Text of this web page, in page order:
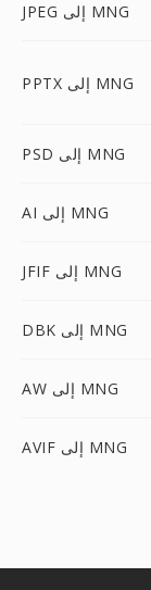
JPEG إلى MNG
PPTX إلى MNG
PSD إلى MNG
AI إلى MNG
JFIF إلى MNG
DBK إلى MNG
AW إلى MNG
AVIF إلى MNG